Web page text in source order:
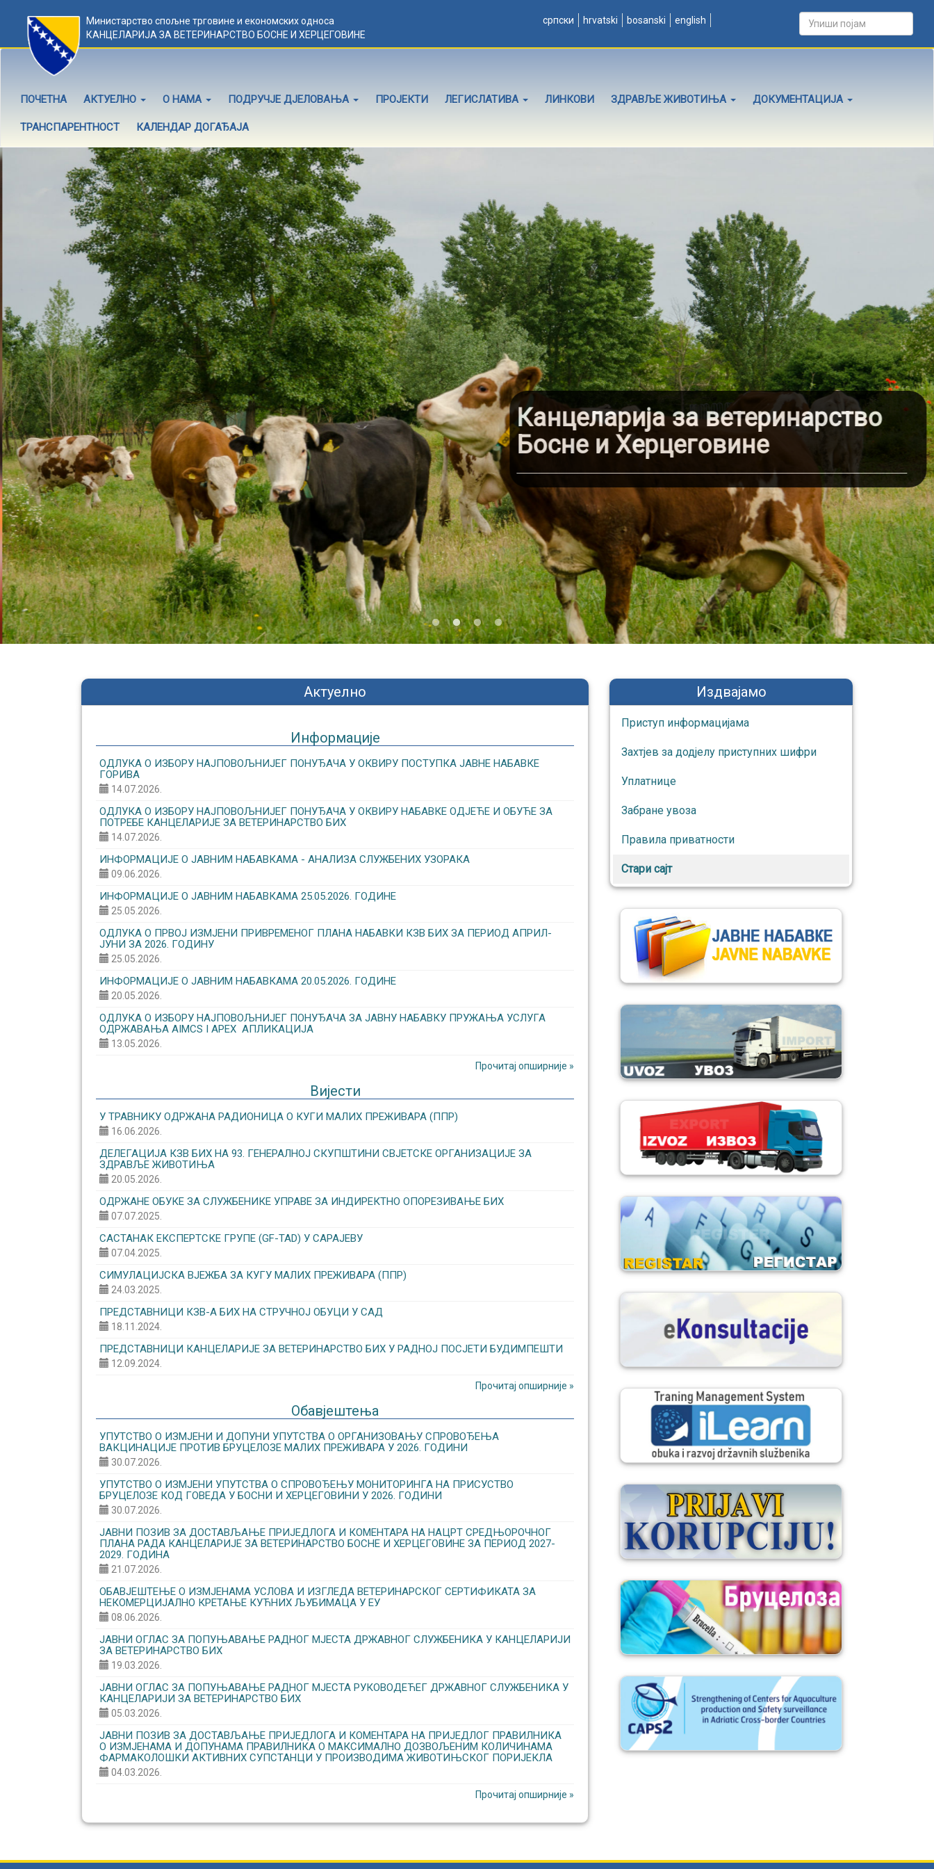
Министарство спољне трговине и економских односа
КАНЦЕЛАРИЈА ЗА ВЕТЕРИНАРСТВО БОСНЕ И ХЕРЦЕГОВИНЕ
српски hrvatski bosanski english
ПОЧЕТНА АКТУЕЛНО О НАМА ПОДРУЧЈЕ ДЈЕЛОВАЊА ПРОЈЕКТИ ЛЕГИСЛАТИВА ЛИНКОВИ ЗДРАВЉЕ ЖИВОТИЊА ДОКУМЕНТАЦИЈА
ТРАНСПАРЕНТНОСТ КАЛЕНДАР ДОГАЂАЈА
Канцеларија за ветеринарство
Босне и Херцеговине
Актуелно
Информације
ОДЛУКА О ИЗБОРУ НАЈПОВОЉНИЈЕГ ПОНУЂАЧА У ОКВИРУ ПОСТУПКА ЈАВНЕ НАБАВКЕ
ГОРИВА
14.07.2026.
ОДЛУКА О ИЗБОРУ НАЈПОВОЉНИЈЕГ ПОНУЂАЧА У ОКВИРУ НАБАВКЕ ОДЈЕЋЕ И ОБУЋЕ ЗА
ПОТРЕБЕ КАНЦЕЛАРИЈЕ ЗА ВЕТЕРИНАРСТВО БИХ
14.07.2026.
ИНФОРМАЦИЈЕ О ЈАВНИМ НАБАВКАМА - АНАЛИЗА СЛУЖБЕНИХ УЗОРАКА
09.06.2026.
ИНФОРМАЦИЈЕ О ЈАВНИМ НАБАВКАМА 25.05.2026. ГОДИНЕ
25.05.2026.
ОДЛУКА О ПРВОЈ ИЗМЈЕНИ ПРИВРЕМЕНОГ ПЛАНА НАБАВКИ КЗВ БИХ ЗА ПЕРИОД АПРИЛ-
ЈУНИ ЗА 2026. ГОДИНУ
25.05.2026.
ИНФОРМАЦИЈЕ О ЈАВНИМ НАБАВКАМА 20.05.2026. ГОДИНЕ
20.05.2026.
ОДЛУКА О ИЗБОРУ НАЈПОВОЉНИЈЕГ ПОНУЂАЧА ЗА ЈАВНУ НАБАВКУ ПРУЖАЊА УСЛУГА
ОДРЖАВАЊА AIMCS I APEX АПЛИКАЦИЈА
13.05.2026.
Прочитај опширније »
Вијести
У ТРАВНИКУ ОДРЖАНА РАДИОНИЦА О КУГИ МАЛИХ ПРЕЖИВАРА (ППР)
16.06.2026.
ДЕЛЕГАЦИЈА КЗВ БИХ НА 93. ГЕНЕРАЛНОЈ СКУПШТИНИ СВЈЕТСКЕ ОРГАНИЗАЦИЈЕ ЗА
ЗДРАВЉЕ ЖИВОТИЊА
20.05.2026.
ОДРЖАНЕ ОБУКЕ ЗА СЛУЖБЕНИКЕ УПРАВЕ ЗА ИНДИРЕКТНО ОПОРЕЗИВАЊЕ БИХ
07.07.2025.
САСТАНАК ЕКСПЕРТСКЕ ГРУПЕ (GF-TAD) У САРАЈЕВУ
07.04.2025.
СИМУЛАЦИЈСКА ВЈЕЖБА ЗА КУГУ МАЛИХ ПРЕЖИВАРА (ППР)
24.03.2025.
ПРЕДСТАВНИЦИ КЗВ-А БИХ НА СТРУЧНОЈ ОБУЦИ У САД
18.11.2024.
ПРЕДСТАВНИЦИ КАНЦЕЛАРИЈЕ ЗА ВЕТЕРИНАРСТВО БИХ У РАДНОЈ ПОСЈЕТИ БУДИМПЕШТИ
12.09.2024.
Прочитај опширније »
Обавјештења
УПУТСТВО О ИЗМЈЕНИ И ДОПУНИ УПУТСТВА О ОРГАНИЗОВАЊУ CПРОВОЂЕЊА
ВАКЦИНАЦИЈЕ ПРОТИВ БРУЦЕЛОЗЕ МАЛИХ ПРЕЖИВАРА У 2026. ГОДИНИ
30.07.2026.
УПУТСТВО О ИЗМЈЕНИ УПУТСТВА О СПРОВОЂЕЊУ МОНИТОРИНГА НА ПРИСУСТВО
БРУЦЕЛОЗЕ КОД ГОВЕДА У БОСНИ И ХЕРЦЕГОВИНИ У 2026. ГОДИНИ
30.07.2026.
ЈАВНИ ПОЗИВ ЗА ДОСТАВЉАЊЕ ПРИЈЕДЛОГА И КОМЕНТАРА НА НАЦРТ СРЕДЊОРОЧНОГ
ПЛАНА РАДА КАНЦЕЛАРИЈЕ ЗА ВЕТЕРИНАРСТВО БОСНЕ И ХЕРЦЕГОВИНЕ ЗА ПЕРИОД 2027-
2029. ГОДИНА
21.07.2026.
ОБАВЈЕШТЕЊЕ О ИЗМЈЕНАМА УСЛОВА И ИЗГЛЕДА ВЕТЕРИНАРСКОГ СЕРТИФИКАТА ЗА
НЕКОМЕРЦИЈАЛНО КРЕТАЊЕ КУЋНИХ ЉУБИМАЦА У ЕУ
08.06.2026.
ЈАВНИ ОГЛАС ЗА ПОПУЊАВАЊЕ РАДНОГ МЈЕСТА ДРЖАВНОГ СЛУЖБЕНИКА У КАНЦЕЛАРИЈИ
ЗА ВЕТЕРИНАРСТВО БИХ
19.03.2026.
ЈАВНИ ОГЛАС ЗА ПОПУЊАВАЊЕ РАДНОГ МЈЕСТА РУКОВОДЕЋЕГ ДРЖАВНОГ СЛУЖБЕНИКА У
КАНЦЕЛАРИЈИ ЗА ВЕТЕРИНАРСТВО БИХ
05.03.2026.
ЈАВНИ ПОЗИВ ЗА ДОСТАВЉАЊЕ ПРИЈЕДЛОГА И КОМЕНТАРА НА ПРИЈЕДЛОГ ПРАВИЛНИКА
О ИЗМЈЕНАМА И ДОПУНАМА ПРАВИЛНИКА О МАКСИМАЛНО ДОЗВОЉЕНИМ КОЛИЧИНАМА
ФАРМАКОЛОШКИ АКТИВНИХ СУПСТАНЦИ У ПРОИЗВОДИМА ЖИВОТИЊСКОГ ПОРИЈЕКЛА
04.03.2026.
Прочитај опширније »
Издвајамо
Приступ информaцијaмa
Захтјев за додјелу приступних шифри
Уплатнице
Забране увоза
Правила приватности
Стари сајт